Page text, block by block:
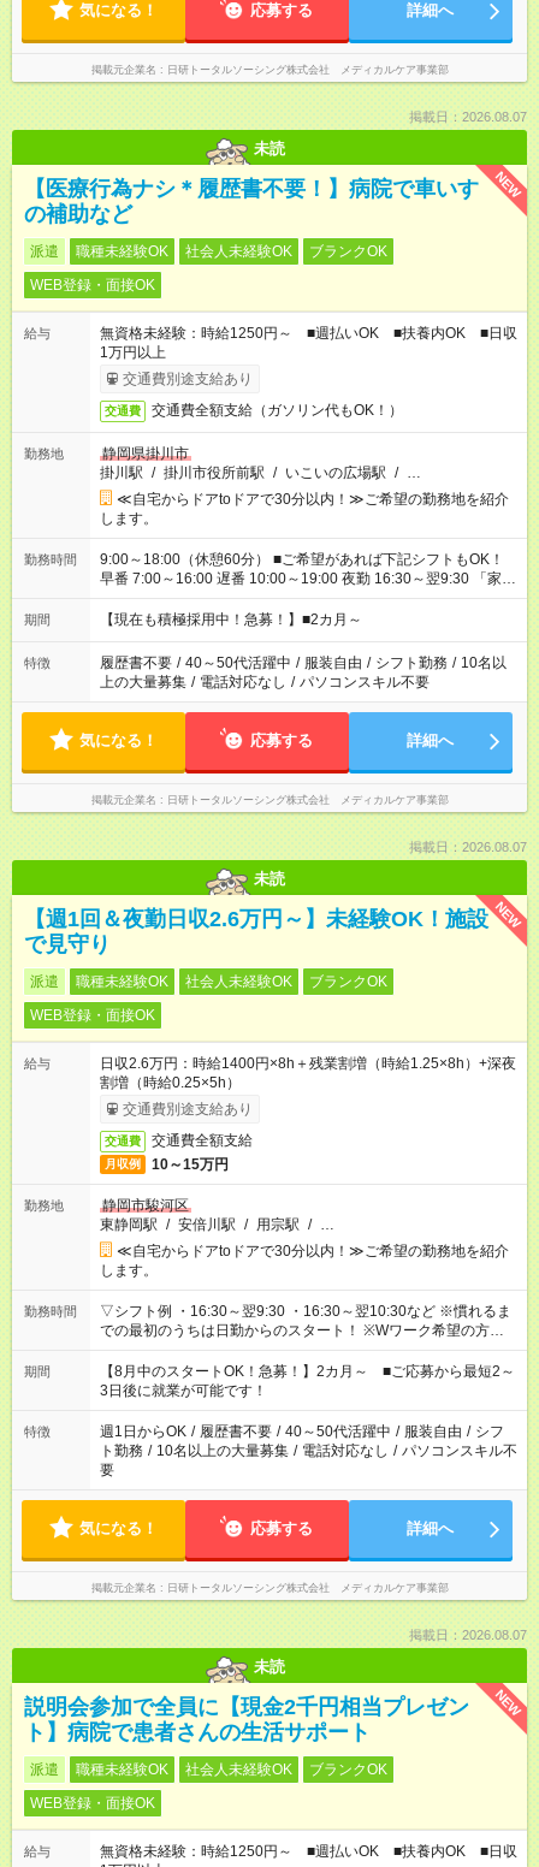
気になる！ 応募する 詳細へ
掲載元企業名 日研トータルソーシング株式会社 メディカルケア事業部
掲載日：2026.08.07
未読
NEW
【医療行為ナシ＊履歴書不要！】病院で車いす
の補助など
派遣 職種未経験OK 社会人未経験OK
ブランクOK
WEB登録・面接OK
給与
無資格未経験：時給1250円～ ■週払いOK ■扶養内OK ■日収
1万円以上
交通費別途支給あり
交通費 交通費全額支給（ガソリン代もOK！）
勤務地
静岡県掛川市
掛川駅 / 掛川市役所前駅 / いこいの広場駅 / …
≪自宅からドアtoドアで30分以内！≫ご希望の勤務地を紹介
します。
勤務時間
9:00～18:00（休憩60分） ■ご希望があれば下記シフトもOK！
早番 7:00～16:00 遅番 10:00～19:00 夜勤 16:30～翌9:30 「家族
と休みを合わせたい」 「余裕を持って夕飯の準備がしたい」
「できれば残業はしたくない」 など、ご希望を教えてください
と、もう1つのお仕事の勤務時間が 合計で週40時間を超える場
合は応募できません。
期間 【現在も積極採用中！急募！】■2カ月～
特徴 履歴書不要 / 40～50代活躍中 / 服装自由 / シフト勤務 / 10名以
上の大量募集 / 電話対応なし / パソコンスキル不要
気になる！ 応募する 詳細へ
掲載元企業名 日研トータルソーシング株式会社 メディカルケア事業部
掲載日：2026.08.07
未読
NEW
【週1回＆夜勤日収2.6万円～】未経験OK！施設
で見守り
派遣 職種未経験OK 社会人未経験OK
ブランクOK
WEB登録・面接OK
給与
日収2.6万円：時給1400円×8h＋残業割増（時給1.25×8h）+深夜
割増（時給0.25×5h）
交通費別途支給あり
交通費 交通費全額支給
月収例 10～15万円
勤務地
静岡市駿河区
東静岡駅 / 安倍川駅 / 用宗駅 / …
≪自宅からドアtoドアで30分以内！≫ご希望の勤務地を紹介
します。
勤務時間
▽シフト例 ・16:30～翌9:30 ・16:30～翌10:30など ※慣れるま
での最初のうちは日勤からのスタート！ ※Wワーク希望の方へ
今ご覧のお仕事で希望する勤務時間と、もう1つのお仕事の勤務
時間。 合計で週40時間を超える場合は応募できません。
期間
【8月中のスタートOK！急募！】2カ月～ ■ご応募から最短2～
3日後に就業が可能です！
特徴 週1日からOK / 履歴書不要 / 40～50代活躍中 / 服装自由 / シフ
ト勤務 / 10名以上の大量募集 / 電話対応なし / パソコンスキル不
要
気になる！ 応募する 詳細へ
掲載元企業名 日研トータルソーシング株式会社 メディカルケア事業部
掲載日：2026.08.07
未読
NEW
説明会参加で全員に【現金2千円相当プレゼン
ト】病院で患者さんの生活サポート
派遣 職種未経験OK 社会人未経験OK
ブランクOK
WEB登録・面接OK
給与
無資格未経験：時給1250円～ ■週払いOK ■扶養内OK ■日収